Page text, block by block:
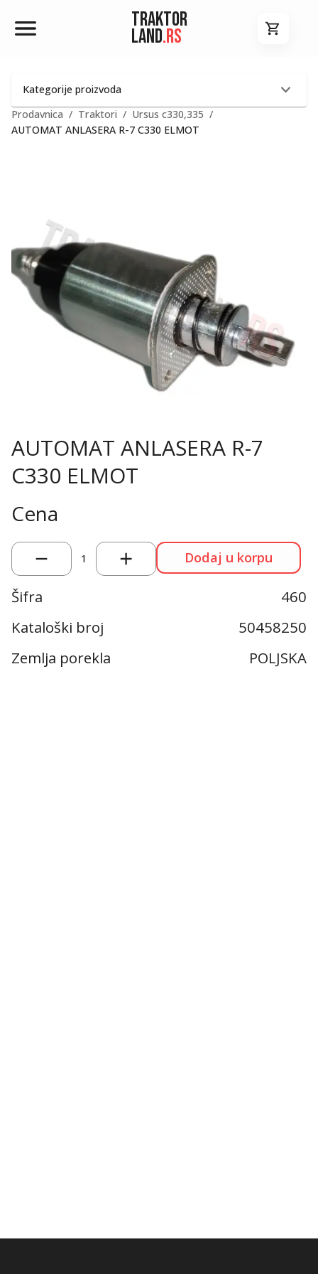
Traktor
Land.rs
Kategorije proizvoda
Prodavnica / Traktori / Ursus c330,335 /
AUTOMAT ANLASERA R-7 C330 ELMOT
AUTOMAT ANLASERA R-7
C330 ELMOT
Cena
1 Dodaj u korpu
Šifra
460
Kataloški broj
50458250
Zemlja porekla
POLJSKA